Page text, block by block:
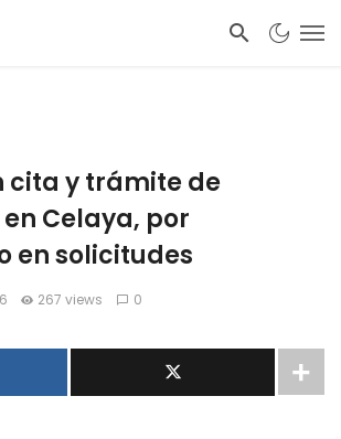
cita y trámite de
Celaya, por
en solicitudes
267 views 0